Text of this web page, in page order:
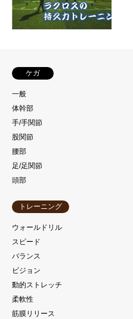
ケガ
一般
体幹部
手/手関節
股関節
腰部
足/足関節
頭部
トレーニング
ウォールドリル
スピード
バランス
ビジョン
動的ストレッチ
柔軟性
筋膜リリース